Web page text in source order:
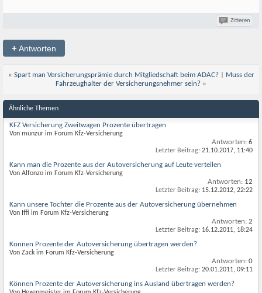
Zitieren
+Antworten
« Spart man Versicherungsprämie durch Mitgliedschaft beim ADAC?|
Muss der
Fahrzeughalter der Versicherungsnehmer sein? »
Ähnliche Themen
KFZ Versicherung Zweitwagen Prozente übertragen
Von munzur im Forum Kfz-Versicherung
Antworten: 6
Letzter Beitrag: 21.10.2017, 11:40
Kann man die Prozente aus der Autoversicherung auf Leute verteilen
Von Alfonzo im Forum Kfz-Versicherung
Antworten: 12
Letzter Beitrag: 15.12.2012, 22:22
Kann unsere Tochter die Prozente aus der Autoversicherung übernehmen
Von Iffi im Forum Kfz-Versicherung
Antworten: 2
Letzter Beitrag: 16.12.2011, 18:24
Können Prozente der Autoversicherung übertragen werden?
Von Zack im Forum Kfz-Versicherung
Antworten: 0
Letzter Beitrag: 20.01.2011, 09:11
Können Prozente der Autoversicherung ins Ausland übertragen werden?